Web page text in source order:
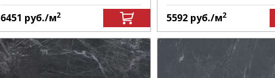
6451 руб./м2 5592 руб./м2